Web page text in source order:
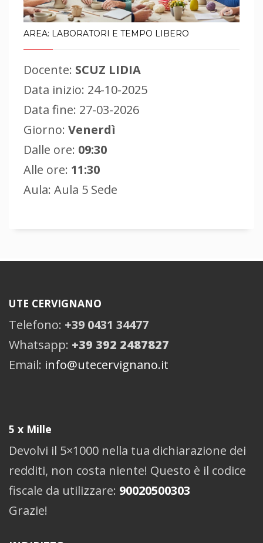
AREA: LABORATORI E TEMPO LIBERO
Docente: SCUZ LIDIA
Data inizio: 24-10-2025
Data fine: 27-03-2026
Giorno: Venerdì
Dalle ore: 09:30
Alle ore: 11:30
Aula: Aula 5 Sede
UTE CERVIGNANO
Telefono: +39 0431 34477
Whatsapp: +39 392 2487827
Email: info@utecervignano.it
5 x Mille
Devolvi il 5×1000 nella tua dichiarazione dei
redditi, non costa niente! Questo è il codice
fiscale da utilizzare: 90020500303
Grazie!